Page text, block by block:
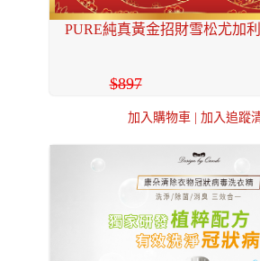
PURE純真黃金招財雪松尤加
897
加入購物車 | 加入追蹤